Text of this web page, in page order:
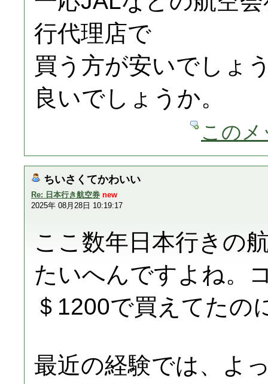
行代理店で
買う方が安いでしょ
良いでしょうか。
この
ちいさくてかわいい
Re: 日本行き航空券 new
2025年 08月28日 10:19:17
ここ数年日本行きの
たいへんですよね。
＄1200で買えてたの
最近の経験では、よ